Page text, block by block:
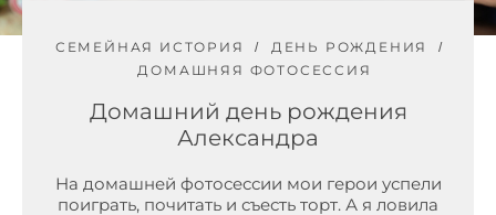
СЕМЕЙНАЯ ИСТОРИЯ
ДЕНЬ РОЖДЕНИЯ
ДОМАШНЯЯ ФОТОСЕССИЯ
Домашний день рождения
Александра
На домашней фотосессии мои герои успели
поиграть, почитать и съесть торт. А я ловила